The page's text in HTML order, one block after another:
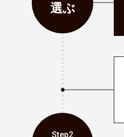
選ぶ
Step2